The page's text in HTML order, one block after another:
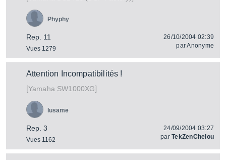
Rep. 11
Vues 1279
Phyphy
26/10/2004 02:39
parAnonyme
Attention Incompatibilités !
[Yamaha SW1000XG]
Rep. 3
Vues 1162
lusame
24/09/2004 03:27
parTekZenChelou